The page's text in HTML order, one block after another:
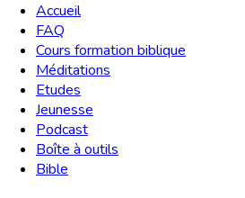
Accueil
FAQ
Cours formation biblique
Méditations
Etudes
Jeunesse
Podcast
Boîte à outils
Bible